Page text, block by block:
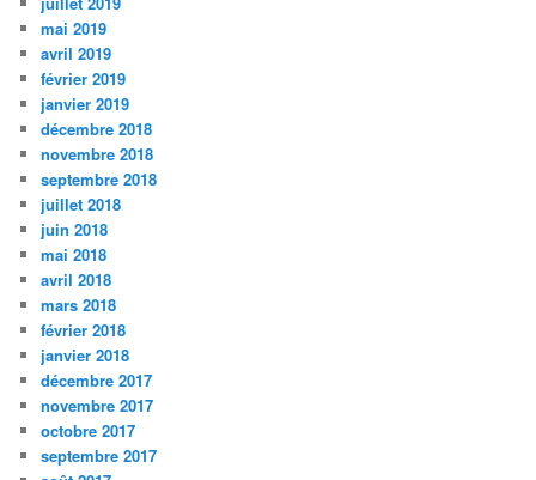
mai 2019
avril 2019
février 2019
janvier 2019
décembre 2018
novembre 2018
septembre 2018
juillet 2018
juin 2018
mai 2018
avril 2018
mars 2018
février 2018
janvier 2018
décembre 2017
novembre 2017
octobre 2017
septembre 2017